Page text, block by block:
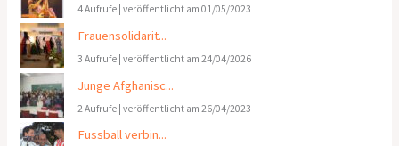
4 Aufrufe |veröffentlicht am 01/05/2023
Frauensolidarit...
3 Aufrufe |veröffentlicht am 24/04/2026
Junge Afghanisc...
2 Aufrufe |veröffentlicht am 26/04/2023
Fussball verbin...